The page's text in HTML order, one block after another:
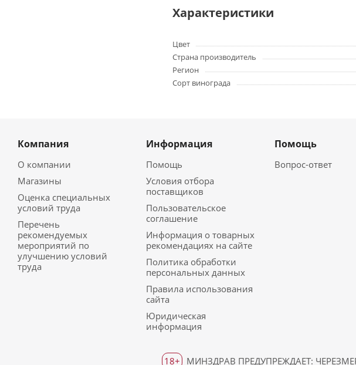
Характеристики
Цвет
Страна производитель
Регион
Сорт винограда
Компания
О компании
Магазины
Оценка специальных
условий труда
Перечень
рекомендуемых
мероприятий по
улучшению условий
труда
Информация
Помощь
Условия отбора
поставщиков
Пользовательское
соглашение
Информация о товарных
рекомендациях на сайте
Политика обработки
персональных данных
Правила использования
сайта
Юридическая
информация
Помощь
Вопрос-ответ
18+ МИНЗДРАВ ПРЕДУПРЕЖДАЕТ: